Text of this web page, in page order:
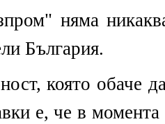
няма
България.
която обаче
е, че в